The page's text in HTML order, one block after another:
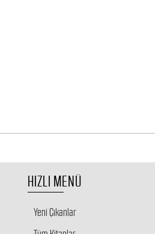
HIZLI MENÜ
Yeni Çıkanlar